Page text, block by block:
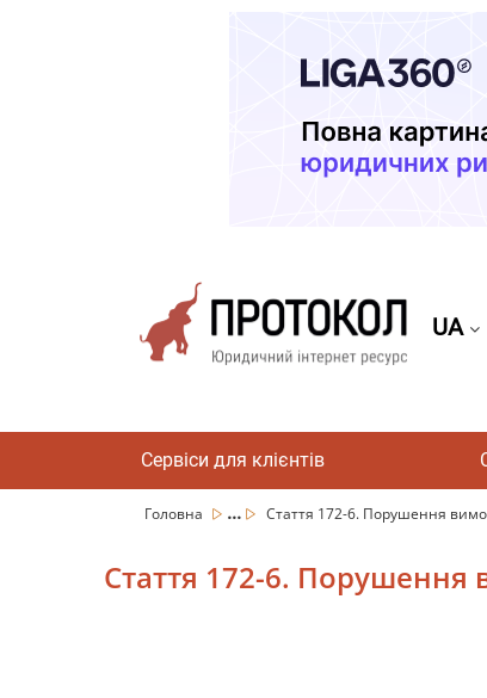
UA
Сервіси для клієнтів
Головна ... Стаття 172-6. Порушення
Стаття 172-6. Порушення